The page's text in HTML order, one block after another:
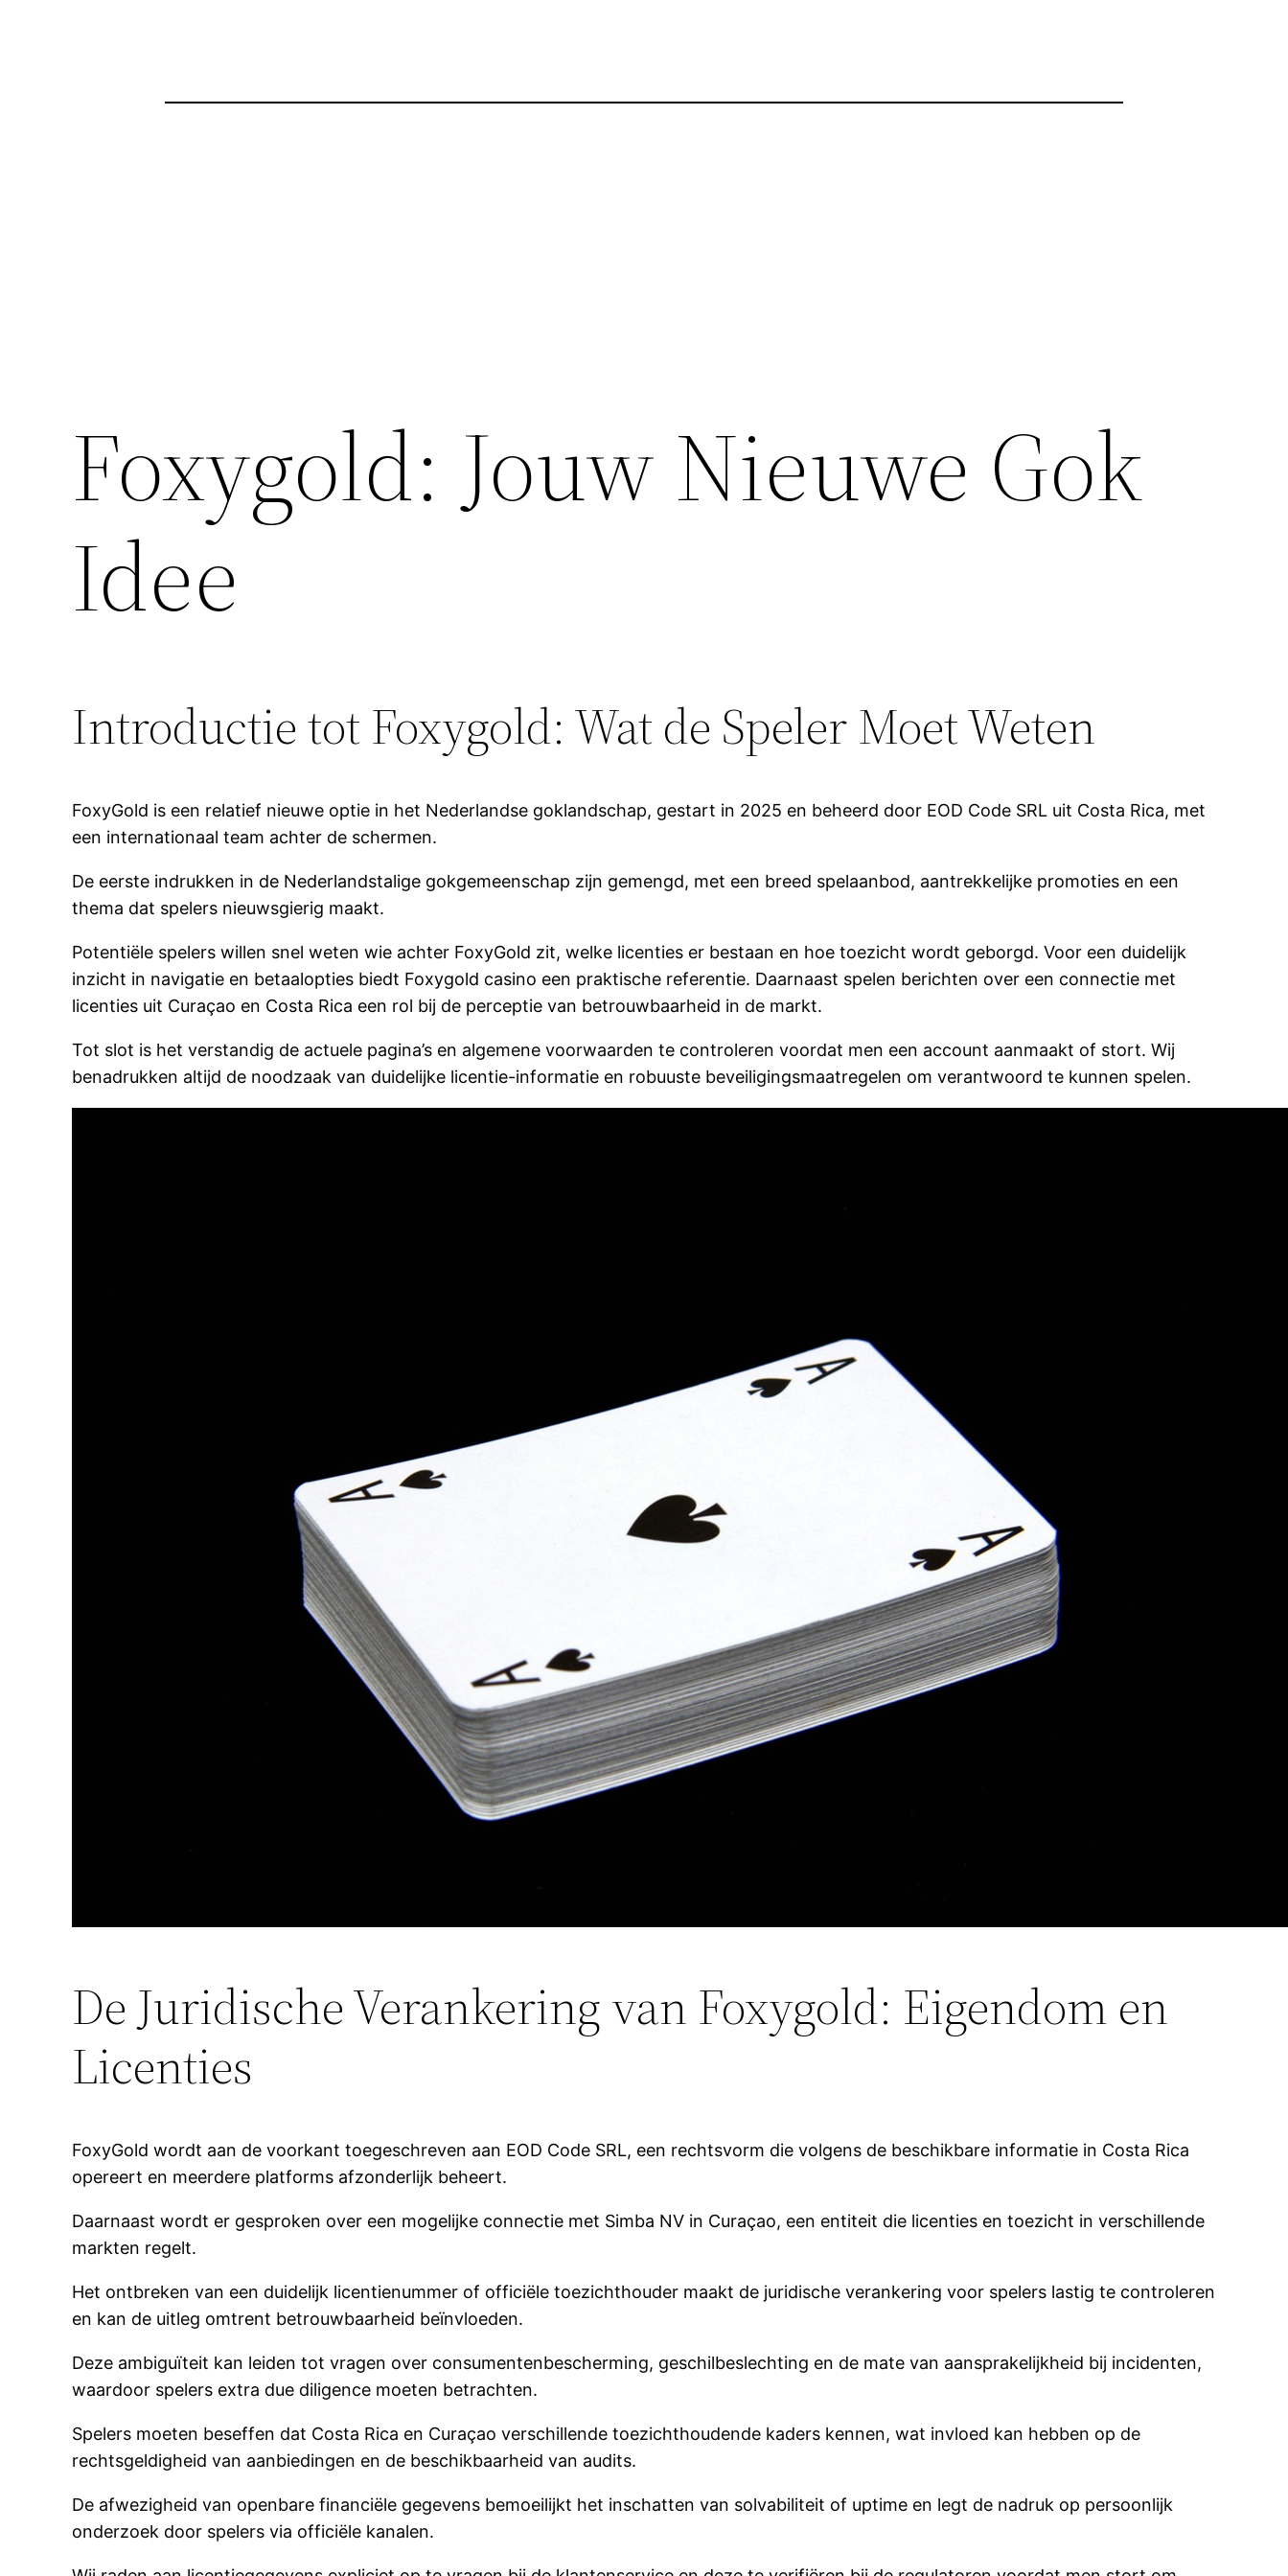
Foxygold: Jouw Nieuwe Gok
Idee
Introductie tot Foxygold: Wat de Speler Moet Weten
FoxyGold is een relatief nieuwe optie in het Nederlandse goklandschap, gestart in 2025 en beheerd door EOD Code SRL uit Costa Rica, met
een internationaal team achter de schermen.
De eerste indrukken in de Nederlandstalige gokgemeenschap zijn gemengd, met een breed spelaanbod, aantrekkelijke promoties en een
thema dat spelers nieuwsgierig maakt.
Potentiële spelers willen snel weten wie achter FoxyGold zit, welke licenties er bestaan en hoe toezicht wordt geborgd. Voor een duidelijk
inzicht in navigatie en betaalopties biedt Foxygold casino een praktische referentie. Daarnaast spelen berichten over een connectie met
licenties uit Curaçao en Costa Rica een rol bij de perceptie van betrouwbaarheid in de markt.
Tot slot is het verstandig de actuele pagina’s en algemene voorwaarden te controleren voordat men een account aanmaakt of stort. Wij
benadrukken altijd de noodzaak van duidelijke licentie-informatie en robuuste beveiligingsmaatregelen om verantwoord te kunnen spelen.
De Juridische Verankering van Foxygold: Eigendom en
Licenties
FoxyGold wordt aan de voorkant toegeschreven aan EOD Code SRL, een rechtsvorm die volgens de beschikbare informatie in Costa Rica
opereert en meerdere platforms afzonderlijk beheert.
Daarnaast wordt er gesproken over een mogelijke connectie met Simba NV in Curaçao, een entiteit die licenties en toezicht in verschillende
markten regelt.
Het ontbreken van een duidelijk licentienummer of officiële toezichthouder maakt de juridische verankering voor spelers lastig te controleren
en kan de uitleg omtrent betrouwbaarheid beïnvloeden.
Deze ambiguïteit kan leiden tot vragen over consumentenbescherming, geschilbeslechting en de mate van aansprakelijkheid bij incidenten,
waardoor spelers extra due diligence moeten betrachten.
Spelers moeten beseffen dat Costa Rica en Curaçao verschillende toezichthoudende kaders kennen, wat invloed kan hebben op de
rechtsgeldigheid van aanbiedingen en de beschikbaarheid van audits.
De afwezigheid van openbare financiële gegevens bemoeilijkt het inschatten van solvabiliteit of uptime en legt de nadruk op persoonlijk
onderzoek door spelers via officiële kanalen.